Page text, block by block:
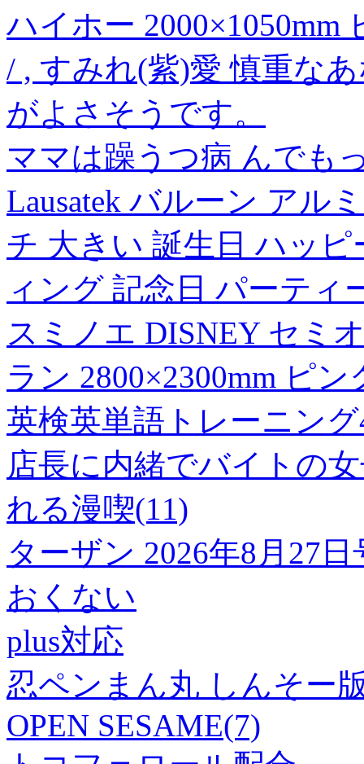
ハイホー 2000×1050mm
/ , すみれ(紫)愛 慎重な
がよさそうです。
ママは躁うつ病 んでも
Lausatek バルーン アル
チ 大きい 誕生日 ハッ
ィング 記念日 パーティ
スミノエ DISNEY セミ
ラン 2800×2300mm ピ
英検英単語トレーニン
店長に内緒でバイトの
れる漫喫(11)
ターザン 2026年8月27日
おくない
plus対応
忍ペンまん丸 しんそー
OPEN SESAME(7)